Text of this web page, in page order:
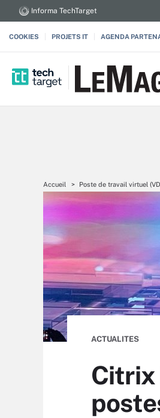
Informa TechTarget
COOKIES PROJETS IT AGENDA
Accueil Poste de travail virtuel
ACTUALITES
Citrix